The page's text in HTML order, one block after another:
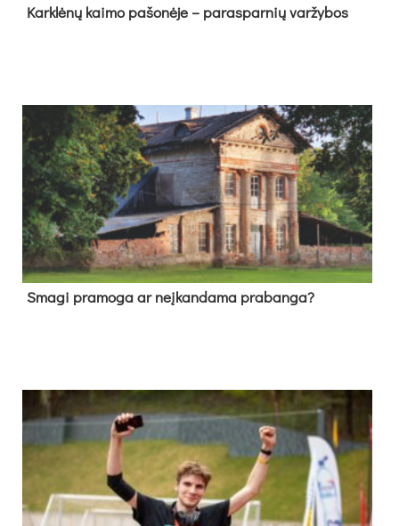
Kark­lė­nų kai­mo pa­šo­nė­je – pa­ras­par­nių var­žy­bos
Sma­gi pra­mo­ga ar neį­kan­da­ma pra­ban­ga?